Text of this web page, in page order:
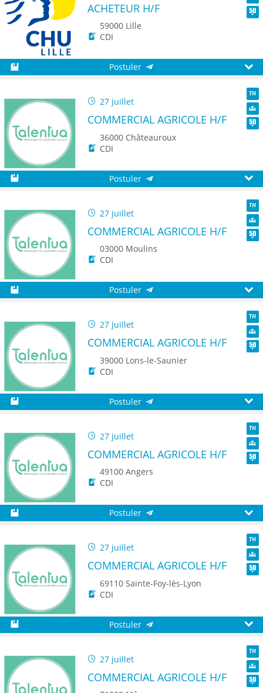
ACHETEUR H/F
59000 Lille
CDI
Postuler
27 juillet
TH
COMMERCIAL AGRICOLE H/F
36000 Châteauroux
CDI
Postuler
27 juillet
TH
COMMERCIAL AGRICOLE H/F
03000 Moulins
CDI
Postuler
27 juillet
TH
COMMERCIAL AGRICOLE H/F
39000 Lons-le-Saunier
CDI
Postuler
27 juillet
TH
COMMERCIAL AGRICOLE H/F
49100 Angers
CDI
Postuler
27 juillet
TH
COMMERCIAL AGRICOLE H/F
69110 Sainte-Foy-lès-Lyon
CDI
Postuler
27 juillet
TH
COMMERCIAL AGRICOLE H/F